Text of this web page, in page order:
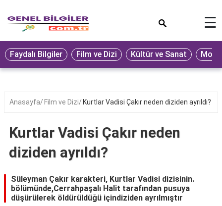
Eğitim
Ekonomi
Seyahat
Oyun
Yaşam
Hukuk
Blog
☰
Faydalı Bilgiler Film ve Dizi Kültür ve Sanat
Anasayfa Film ve Dizi Kurtlar Vadisi Çakır neden diziden ayrıldı?
Kurtlar Vadisi Çakır neden
diziden ayrıldı?
Süleyman Çakır karakteri, Kurtlar Vadisi dizisinin.
bölümünde,Cerrahpaşalı Halit tarafından pusuya
düşürülerek öldürüldüğü içindiziden ayrılmıştır